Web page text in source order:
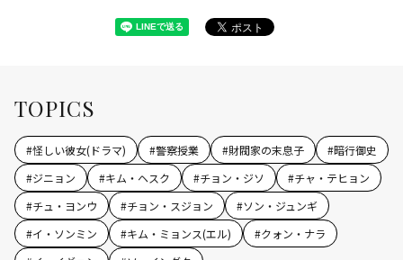
TOPICS
#怪しい彼女(ドラマ) #警察授業 #財閥家の末息子 #暗行御史
#ジニョン #キム・ヘスク #チョン・ジソ #チャ・テヒョン
#チュ・ヨンウ #チョン・スジョン #ソン・ジュンギ
#イ・ソンミン #キム・ミョンス(エル) #クォン・ナラ